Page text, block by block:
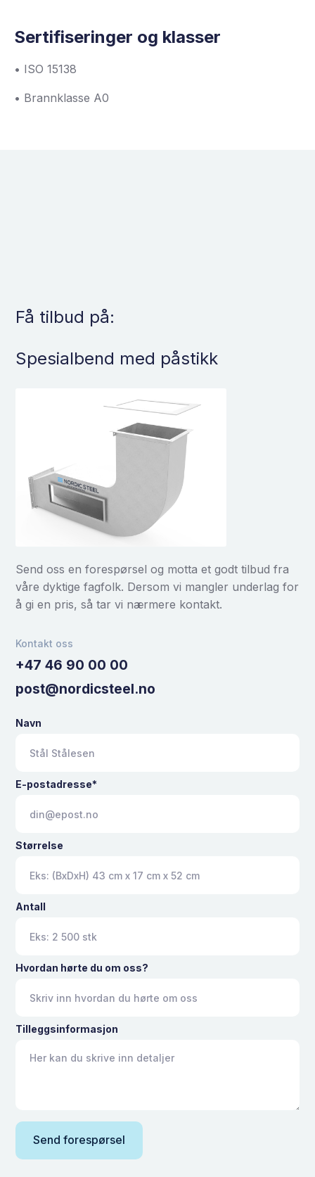
Sertifiseringer og klasser
• ISO 15138
• Brannklasse A0
Få tilbud på:
Spesialbend med påstikk
Send oss en forespørsel og motta et godt tilbud fra
våre dyktige fagfolk. Dersom vi mangler underlag for
å gi en pris, så tar vi nærmere kontakt.
Kontakt oss
+47 46 90 00 00
post@nordicsteel.no
Navn
E-postadresse*
Størrelse
Antall
Hvordan hørte du om oss?
Tilleggsinformasjon